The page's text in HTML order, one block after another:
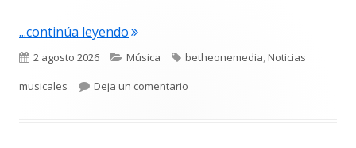
...continúa leyendo"OZUNA OBTIENE CUATRO
Publicado
el
2 agosto 2026 Categorías
Música Etiquetas
betheonemedia,Noticias
musicales
Deja un comentario